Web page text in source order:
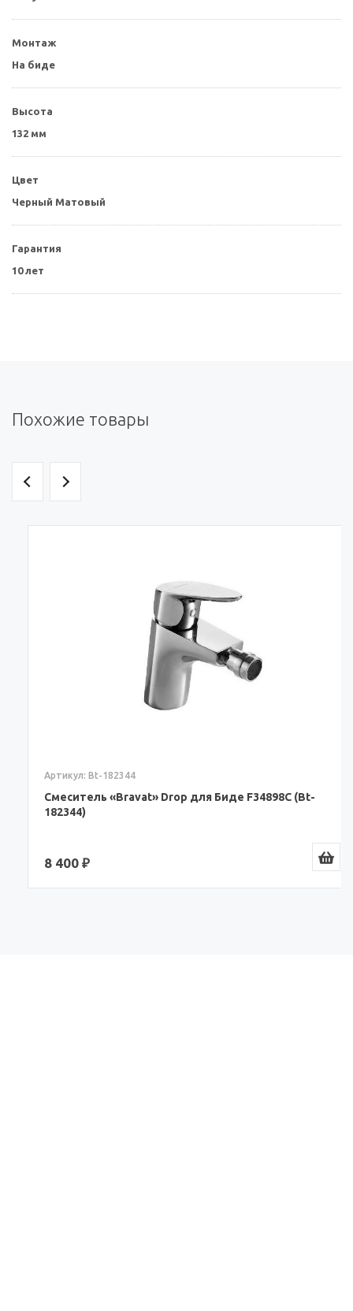
Монтаж
На биде
Высота
132 мм
Цвет
Черный Матовый
Гарантия
10 лет
Похожие товары
Артикул: Bt-182344
Смеситель «Bravat» Drop для Биде F34898C (Bt-
182344)
8 400 ₽